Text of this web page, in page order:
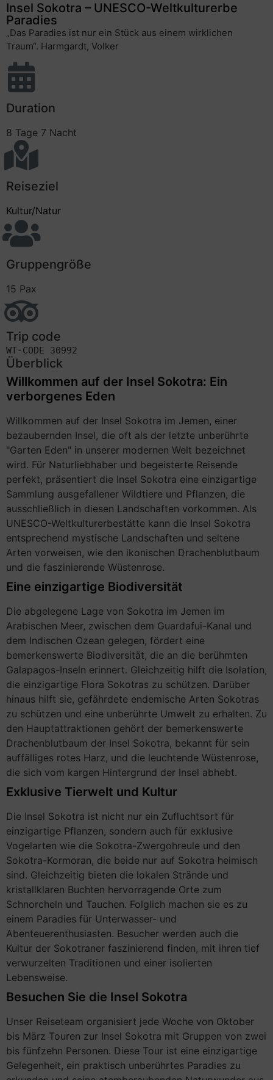
Insel Sokotra – UNESCO-Weltkulturerbe
Paradies
„Das Paradies ist nur ein Stück aus einem wirklichen
Traum“. Harmgardt, Volker
Duration
8 Tage 7 Nacht
Reiseziel
Kultur/Natur
Gruppengröße
15 Pax
Trip code
WT-CODE 30992
Überblick
Willkommen auf der Insel Sokotra: Ein
verborgenes Eden
Willkommen auf der Insel Sokotra im Jemen, einer
bezaubernden Insel, die oft als der letzte unberührte
"Garten Eden" in unserer modernen Welt bezeichnet
wird. Für Naturliebhaber und begeisterte Reisende
perfekt, präsentiert die Insel Sokotra eine einzigartige
Sammlung ausgefallener Wildtiere und Pflanzen, die
ausschließlich in diesen Landschaften vorkommen. Als
UNESCO-Weltkulturerbestätte kann die Insel Sokotra
entsprechend mystische Landschaften und seltene
Arten vorweisen, wie den ikonischen Drachenblutbaum
und die faszinierende Wüstenrose.
Eine einzigartige Biodiversität
Die abgelegene Lage von Sokotra im Jemen im
Arabischen Meer, zwischen dem Guardafui-Kanal und
dem Indischen Ozean gelegen, fördert eine
bemerkenswerte Biodiversität, die an die berühmten
Galapagos-Inseln erinnert. Gleichzeitig hilft die Isolation,
die einzigartige Flora Sokotras zu schützen. Darüber
hinaus hilft sie, gefährdete endemische Arten Sokotras
zu schützen und eine unberührte Umwelt zu erhalten. Zu
den Hauptattraktionen gehört der bemerkenswerte
Drachenblutbaum der Insel Sokotra, bekannt für sein
auffälliges rotes Harz, und die leuchtende Wüstenrose,
die sich vom kargen Hintergrund der Insel abhebt.
Exklusive Tierwelt und Kultur
Die Insel Sokotra ist nicht nur ein Zufluchtsort für
einzigartige Pflanzen, sondern auch für exklusive
Vogelarten wie die Sokotra-Zwergohreule und den
Sokotra-Kormoran, die beide nur auf Sokotra heimisch
sind. Gleichzeitig bieten die lokalen Strände und
kristallklaren Buchten hervorragende Orte zum
Schnorcheln und Tauchen. Folglich machen sie es zu
einem Paradies für Unterwasser- und
Abenteuerenthusiasten. Besucher werden auch die
Kultur der Sokotraner faszinierend finden, mit ihren tief
verwurzelten Traditionen und einer isolierten
Lebensweise.
Besuchen Sie die Insel Sokotra
Unser Reiseteam organisiert jede Woche von Oktober
bis März Touren zur Insel Sokotra mit Gruppen von zwei
bis fünfzehn Personen. Diese Tour ist eine einzigartige
Gelegenheit, ein praktisch unberührtes Paradies zu